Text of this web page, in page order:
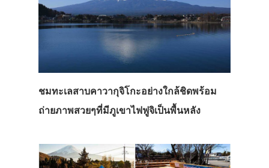
ชมทะเลสาบคาวากุจิโกะอย่างใกล้ชิดพร้อม
ถ่ายภาพสวยๆที่มีภูเขาไฟฟูจิเป็นพื้นหลัง